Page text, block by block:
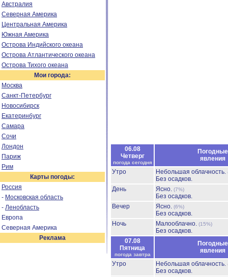
Австралия
Северная Америка
Центральная Америка
Южная Америка
Острова Индийского океана
Острова Атлантического океана
Острова Тихого океана
Мои города:
Москва
Санкт-Петербург
Новосибирск
Екатеринбург
Самара
Сочи
Лондон
Париж
Рим
Карты погоды:
Россия
- Московская область
- Ленобласть
Европа
Северная Америка
Реклама
06.08
Четверг
погода сегодня
Погодные
явления
Утро
Небольшая облачность.
Без осадков.
День
Ясно. (7%)
Без осадков.
Вечер
Ясно. (6%)
Без осадков.
Ночь
Малооблачно. (15%)
Без осадков.
07.08
Пятница
погода завтра
Погодные
явления
Утро
Небольшая облачность.
Без осадков.